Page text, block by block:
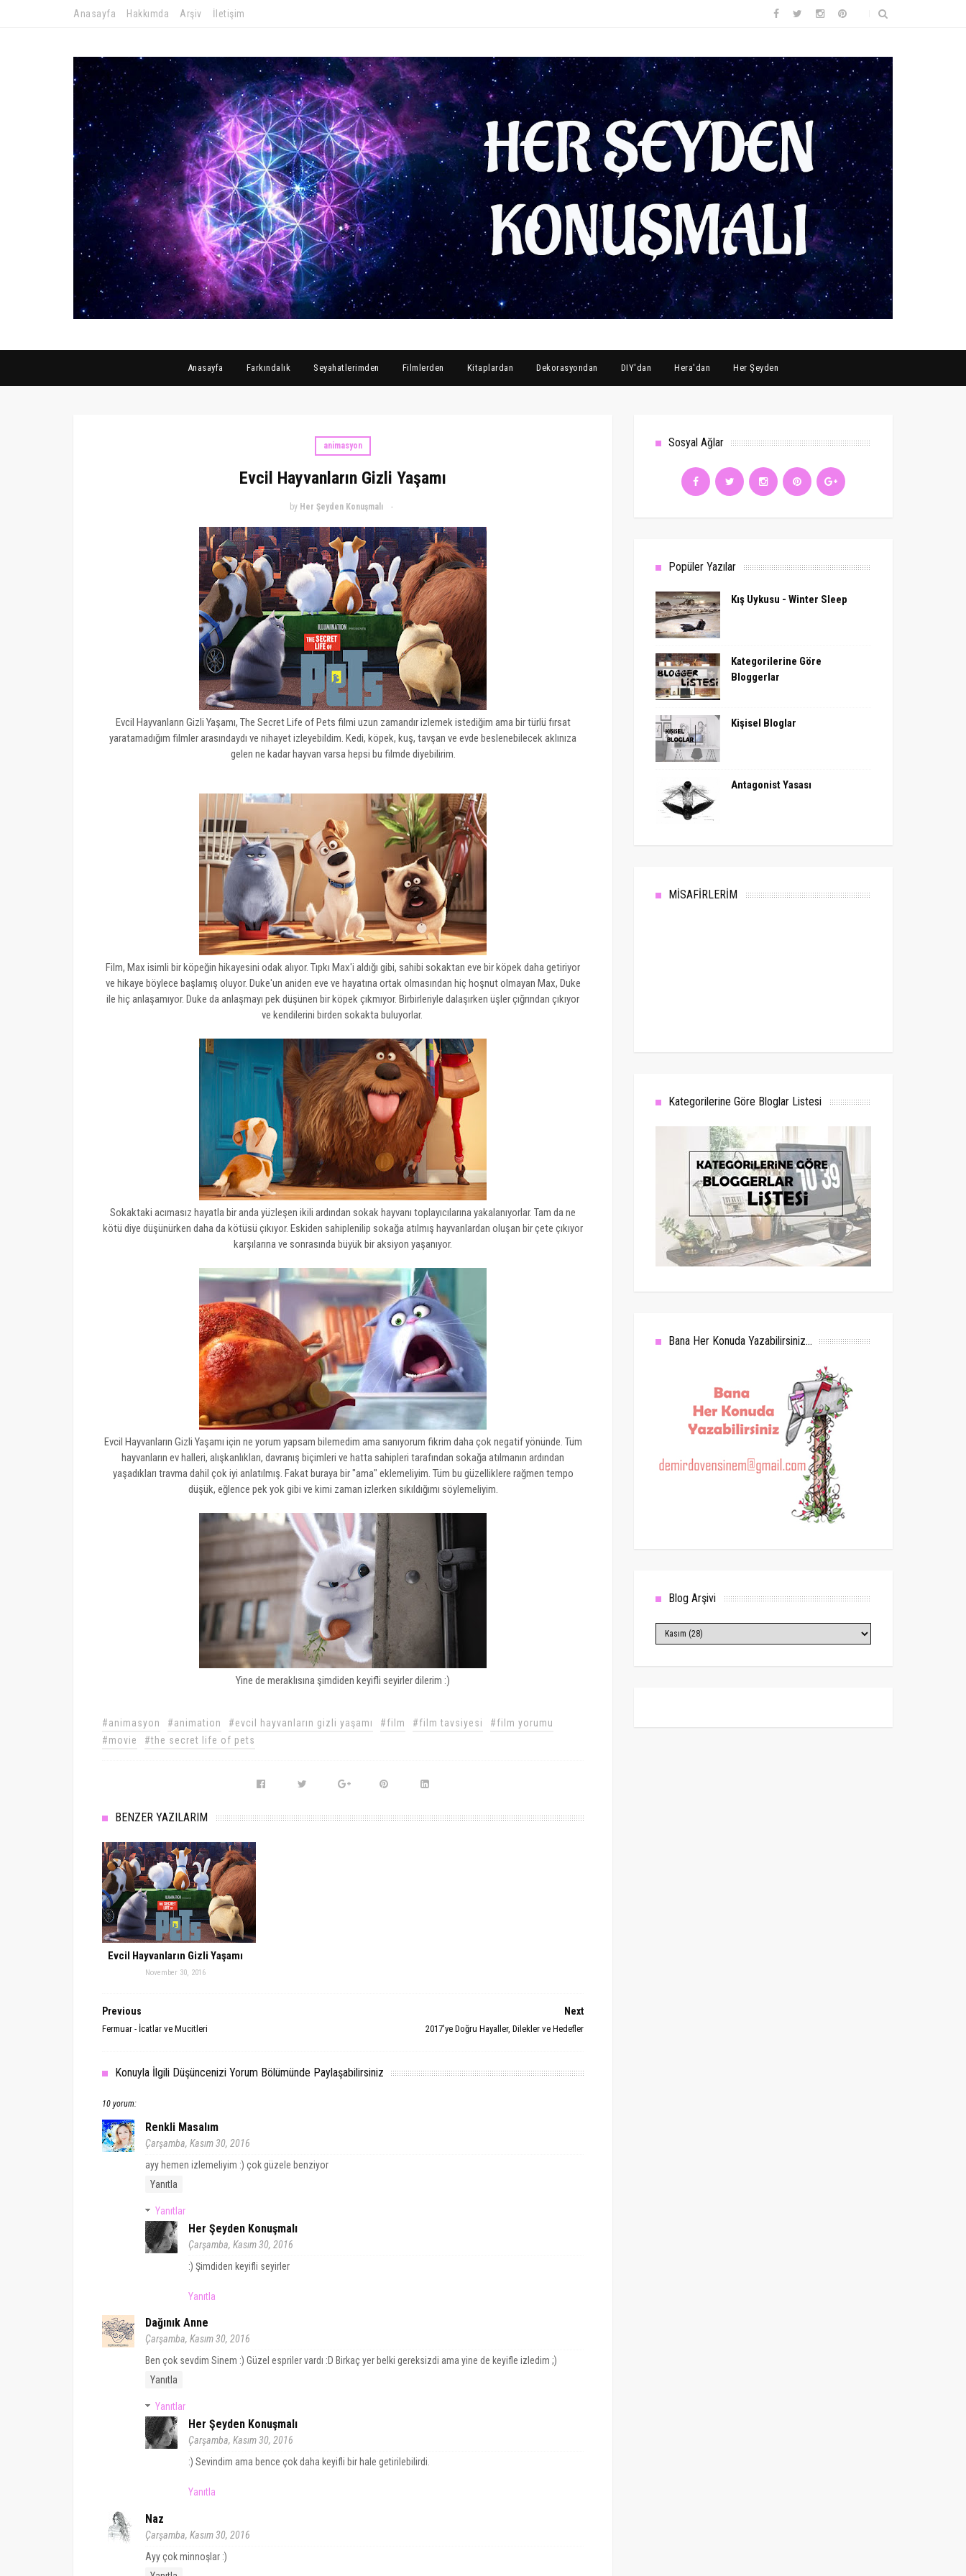
Anasayfa Hakkımda Arşiv İletişim
Anasayfa Farkındalık Seyahatlerimden Filmlerden Kitaplardan Dekorasyondan DIY'dan Hera'dan Her Şeyden
animasyon
Evcil Hayvanların Gizli Yaşamı
by Her Şeyden Konuşmalı
Evcil Hayvanların Gizli Yaşamı, The Secret Life of Pets filmi uzun zamandır izlemek istediğim ama bir türlü fırsat
yaratamadığım filmler arasındaydı ve nihayet izleyebildim. Kedi, köpek, kuş, tavşan ve evde beslenebilecek aklınıza
gelen ne kadar hayvan varsa hepsi bu filmde diyebilirim.
Film, Max isimli bir köpeğin hikayesini odak alıyor. Tıpkı Max'i aldığı gibi, sahibi sokaktan eve bir köpek daha getiriyor
ve hikaye böylece başlamış oluyor. Duke'un aniden eve ve hayatına ortak olmasından hiç hoşnut olmayan Max, Duke
ile hiç anlaşamıyor. Duke da anlaşmayı pek düşünen bir köpek çıkmıyor. Birbirleriyle dalaşırken üşler çığrından çıkıyor
ve kendilerini birden sokakta buluyorlar.
Sokaktaki acımasız hayatla bir anda yüzleşen ikili ardından sokak hayvanı toplayıcılarına yakalanıyorlar. Tam da ne
kötü diye düşünürken daha da kötüsü çıkıyor. Eskiden sahiplenilip sokağa atılmış hayvanlardan oluşan bir çete çıkıyor
karşılarına ve sonrasında büyük bir aksiyon yaşanıyor.
Evcil Hayvanların Gizli Yaşamı için ne yorum yapsam bilemedim ama sanıyorum fikrim daha çok negatif yönünde. Tüm
hayvanların ev halleri, alışkanlıkları, davranış biçimleri ve hatta sahipleri tarafından sokağa atılmanın ardından
yaşadıkları travma dahil çok iyi anlatılmış. Fakat buraya bir "ama" eklemeliyim. Tüm bu güzelliklere rağmen tempo
düşük, eğlence pek yok gibi ve kimi zaman izlerken sıkıldığımı söylemeliyim.
Yine de meraklısına şimdiden keyifli seyirler dilerim :)
#animasyon #animation #evcil hayvanların gizli yaşamı #film #film tavsiyesi
#film yorumu
#movie
#the secret life of pets
BENZER YAZILARIM
Evcil Hayvanların Gizli Yaşamı
November 30, 2016
Next
2017'ye Doğru Hayaller, Dilekler ve Hedefler
Previous
Fermuar - İcatlar ve Mucitleri
Konuyla İlgili Düşüncenizi Yorum Bölümünde Paylaşabilirsiniz
10 yorum:
Renkli Masalım
Çarşamba, Kasım 30, 2016
ayy hemen izlemeliyim :) çok güzele benziyor
Yanıtla
Yanıtlar
Her Şeyden Konuşmalı
Çarşamba, Kasım 30, 2016
:) Şimdiden keyifli seyirler
Yanıtla
Dağınık Anne
Çarşamba, Kasım 30, 2016
Ben çok sevdim Sinem :) Güzel espriler vardı :D Birkaç yer belki gereksizdi ama yine de keyifle izledim ;)
Yanıtla
Yanıtlar
Her Şeyden Konuşmalı
Çarşamba, Kasım 30, 2016
:) Sevindim ama bence çok daha keyifli bir hale getirilebilirdi.
Yanıtla
Naz
Çarşamba, Kasım 30, 2016
Ayy çok minnoşlar :)
Sosyal Ağlar
Popüler Yazılar
Kış Uykusu - Winter Sleep
Kategorilerine Göre
Bloggerlar
Kişisel Bloglar
Antagonist Yasası
MİSAFİRLERİM
Kategorilerine Göre Bloglar Listesi
Bana Her Konuda Yazabilirsiniz...
Blog Arşivi